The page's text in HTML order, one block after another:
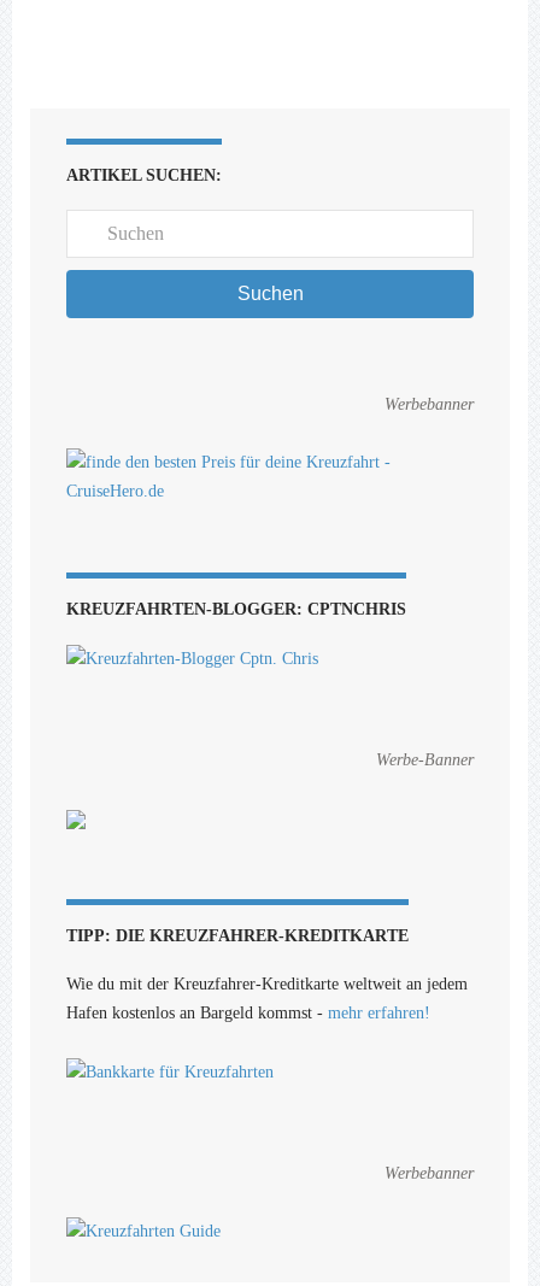
ARTIKEL SUCHEN:
Suchen
Werbebanner
KREUZFAHRTEN-BLOGGER: CPTNCHRIS
Werbe-Banner
TIPP: DIE KREUZFAHRER-KREDITKARTE
Wie du mit der Kreuzfahrer-Kreditkarte weltweit an jedem
Hafen kostenlos an Bargeld kommst - mehr erfahren!
Werbebanner